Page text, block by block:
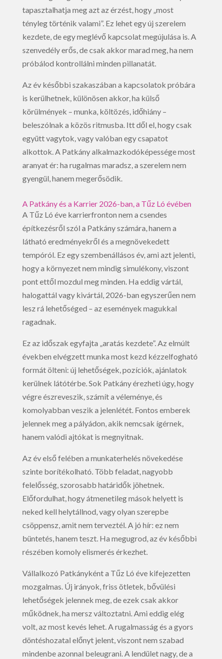
tapasztalhatja meg azt az érzést, hogy „most
tényleg történik valami”. Ez lehet egy új szerelem
kezdete, de egy meglévő kapcsolat megújulása is. A
szenvedély erős, de csak akkor marad meg, ha nem
próbálod kontrollálni minden pillanatát.
Az év későbbi szakaszában a kapcsolatok próbára
is kerülhetnek, különösen akkor, ha külső
körülmények – munka, költözés, időhiány –
beleszólnak a közös ritmusba. Itt dől el, hogy csak
együtt vagytok, vagy valóban egy csapatot
alkottok. A Patkány alkalmazkodóképessége most
aranyat ér: ha rugalmas maradsz, a szerelem nem
gyengül, hanem megerősödik.
A Patkány és a Karrier 2026-ban, a Tűz Ló évében
A Tűz Ló éve karrierfronton nem a csendes
építkezésről szól a Patkány számára, hanem a
látható eredményekről és a megnövekedett
tempóról. Ez egy szembenállásos év, ami azt jelenti,
hogy a környezet nem mindig simulékony, viszont
pont ettől mozdul meg minden. Ha eddig vártál,
halogattál vagy kivártál, 2026-ban egyszerűen nem
lesz rá lehetőséged – az események magukkal
ragadnak.
Ez az időszak egyfajta „aratás kezdete”. Az elmúlt
években elvégzett munka most kezd kézzelfogható
formát ölteni: új lehetőségek, pozíciók, ajánlatok
kerülnek látótérbe. Sok Patkány érezheti úgy, hogy
végre észreveszik, számít a véleménye, és
komolyabban veszik a jelenlétét. Fontos emberek
jelennek meg a pályádon, akik nemcsak ígérnek,
hanem valódi ajtókat is megnyitnak.
Az év első felében a munkaterhelés növekedése
szinte borítékolható. Több feladat, nagyobb
felelősség, szorosabb határidők jöhetnek.
Előfordulhat, hogy átmenetileg mások helyett is
neked kell helytállnod, vagy olyan szerepbe
csöppensz, amit nem terveztél. A jó hír: ez nem
büntetés, hanem teszt. Ha megugrod, az év későbbi
részében komoly elismerés érkezhet.
Vállalkozó Patkányként a Tűz Ló éve kifejezetten
mozgalmas. Új irányok, friss ötletek, bővülési
lehetőségek jelennek meg, de ezek csak akkor
működnek, ha mersz változtatni. Ami eddig elég
volt, az most kevés lehet. A rugalmasság és a gyors
döntéshozatal előnyt jelent, viszont nem szabad
mindenbe azonnal beleugrani. A lendület nagy, de a